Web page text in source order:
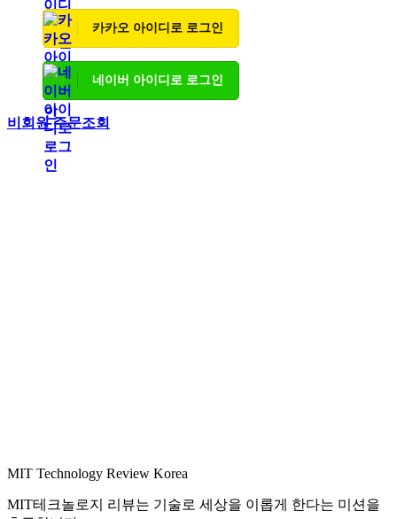
카카오 아이디로 로그인
네이버 아이디로 로그인
비회원 주문조회
MIT Technology Review Korea
MIT테크놀로지 리뷰는 기술로 세상을 이롭게 한다는 미션을